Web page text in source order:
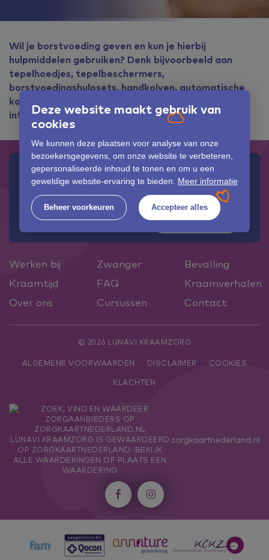
Deze website maakt gebruik van
cookies
We kunnen deze plaatsen voor analyse van onze
bezoekersgegevens, om onze website te verbeteren,
gepersonaliseerde inhoud te tonen en om u een
geweldige website-ervaring te bieden. Meer informatie
Beheer voorkeuren Accepteer alles
Wil je borstvoeding geven en kun je hierbij
hulpmiddelen gebruiken? Denk bijvoorbeeld aan
tepelhoedjes, tepelbeschermers,
borstvoedingshulpsets, handkolven, automatische
kolven of zoogcompressen? Vindt hierover meer
informatie op gewoonborstvoeding.nl!
Onze informatielijn Onze bevallingslijn
013 4672430
0165 745878
Werken bij Zwanger
Bevalling
Kraamtijd
FAQ
Kraamverhalen
Over ons
Cursussen Contact
© 2026 LUNAVI KRAAMZORG
ALGEMENE VOORWAARDEN DISCLAIMER
COOKIES
KLACHTEN
LUNAVI KRAAMZORG IS GEWAARDEERD
OP ZORGKAARTNEDERLAND. BEKIJK
ALLE WAARDERINGEN OF PLAATS EEN
WAARDERING
zorgkaartnederland.nl
 